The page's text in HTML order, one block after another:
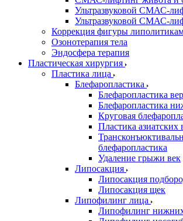
Ультразвуковой СМАС-
Ультразвуковой СМАС-
Коррекция фигуры
Озонотерапия тела
Эндосфера терапия
Пластическая хирургия
Пластика лица
Блефаропластика
Блефаропластика
Блефаропластика
Круговая
Пластика азиатских
блефаропластика
Удаление грыжи век
Липосакция
Липосакция
Липосакция щек
Липофилинг лица
Липофилинг